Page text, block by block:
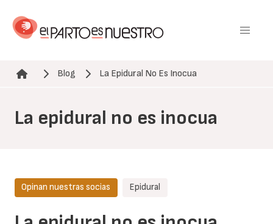
contenido
Ruta de navegación
Blog La Epidural No Es Inocua
La epidural no es inocua
Opinan nuestras socias Epidural